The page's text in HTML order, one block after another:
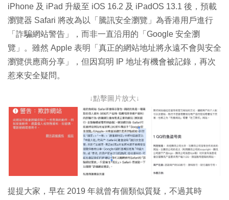
iPhone 及 iPad 升級至 iOS 16.2 及 iPadOS 13.1 後，預載
瀏覽器 Safari 將改為以「騰訊安全瀏覽」為香港用戶進行
「詐騙網站警告」，而非一直沿用的「Google 安全瀏
覽」。雖然 Apple 表明「真正的網站地址將永遠不會與安全
瀏覽供應商分享」，但因寫明 IP 地址有機會被記錄，再次
惹來安全疑問。
↓點擊圖片放大↓
提提大家，早在 2019 年就曾有個類似質疑，不過其時